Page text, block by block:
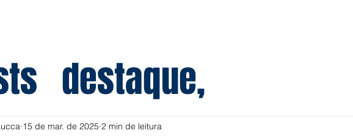
destaque,
15 de mar. de 2025 2 min de leitura